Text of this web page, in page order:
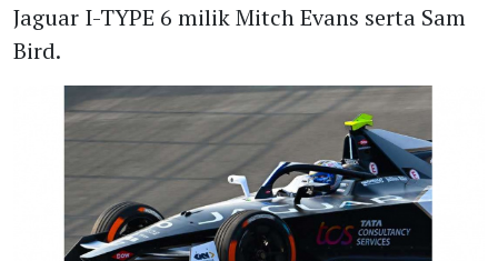
Jaguar I-TYPE 6 milik Mitch Evans serta Sam
Bird.